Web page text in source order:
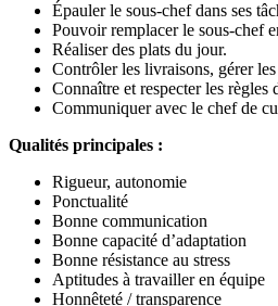
Épauler le sous-chef dans ses
Pouvoir remplacer le sous-chef
Réaliser des plats du jour.
Contrôler les livraisons, gérer
Connaître et respecter les
Communiquer avec le chef de
Qualités principales :
Rigueur, autonomie
Ponctualité
Bonne communication
Bonne capacité d’adaptation
Bonne résistance au stress
Aptitudes à travailler en équipe
Honnêteté / transparence